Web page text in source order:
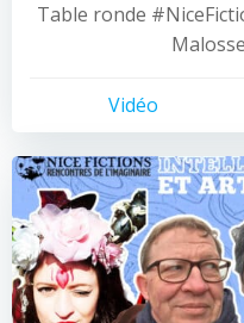
Table ronde
Vidéo